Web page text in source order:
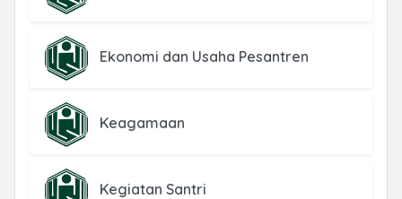
Ekonomi dan Usaha Pesantren
Keagamaan
Kegiatan Santri